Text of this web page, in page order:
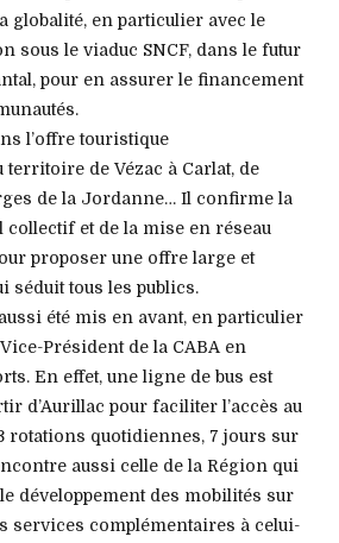
globalité, en particulier avec le
sous le viaduc SNCF, dans le futur
pour en assurer le financement
l’offre touristique
de Vézac à Carlat, de
de la Jordanne… Il confirme la
collectif et de la mise en réseau
proposer une offre large et
séduit tous les publics.
été mis en avant, en particulier
Président de la CABA en
En effet, une ligne de bus est
d’Aurillac pour faciliter l’accès au
rotations quotidiennes, 7 jours sur
aussi celle de la Région qui
développement des mobilités sur
services complémentaires à celui-